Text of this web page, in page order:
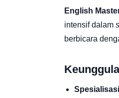
English
intensif dalam
berbicara